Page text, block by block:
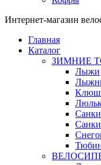
Интернет-магазин
Главная
Каталог
ЗИМНИЕ
Лыжи
Санки